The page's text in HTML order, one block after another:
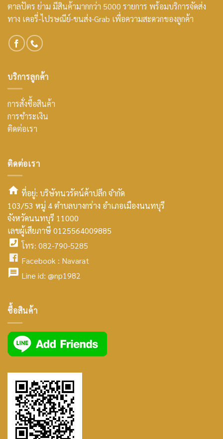
ตาลปัตร ย่าม มีสินค้ามากกว่า 5000 รายการ พร้อมบริการจัดส่ง
ทาง เคอรี่-ไปรษณีย์-ขนส่ง-Grab เพื่อความสะดวกของลูกค้า
บริการลูกค้า
การสั่งซื้อสินค้า
การชำระเงิน
ติดต่อเรา
ติดต่อเรา
smt2
home
icon
ที่อยู่: บริษัทนวรัตน์ค้าปลีก จำกัด
103/53 หมู่ 4 ตำบลบางกร่าง อำเภอเมืองนนทบุรี
จังหวัดนนทบุรี 11000
เลขผู้เสียภาษี 0125564009885
facebook
icon
โทร: 082-790-5285
facebook
Facebook : Navarat
icon
Line id: @np1982
ซื้อสินค้า